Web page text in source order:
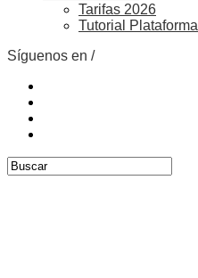
Tarifas 2026
Tutorial Plataforma
Síguenos en /